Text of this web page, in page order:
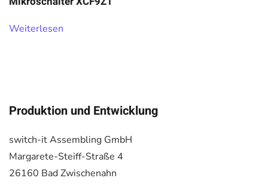
Weiterlesen
Produktion und Entwicklung
switch-it Assembling GmbH
Margarete-Steiff-Straße 4
26160 Bad Zwischenahn